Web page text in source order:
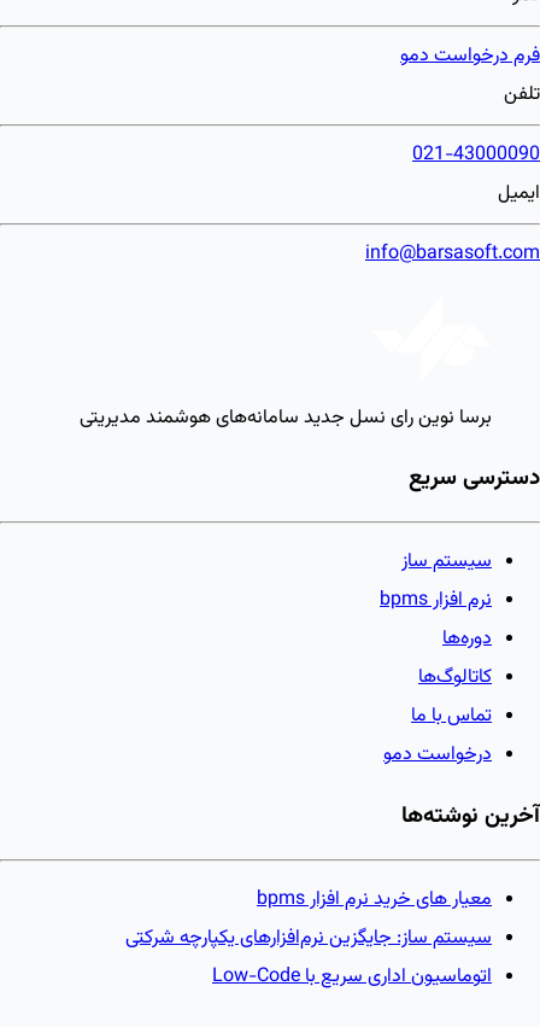
فرم درخواست دمو
تلفن
021-43000090
ایمیل
info@barsasoft.com
برسا نوین رای نسل جدید سامانه‌های هوشمند مدیریتی
دسترسی سریع
سیستم ساز
نرم افزار bpms
دوره‌ها
کاتالوگ‌ها
تماس با ما
درخواست دمو
آخرین نوشته‌ها
معیار های خرید نرم افزار bpms
سیستم ساز: جایگزین نرم‌افزارهای یکپارچه شرکتی
اتوماسیون اداری سریع با Low-Code